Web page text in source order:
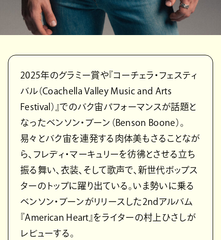
2025年のグラミー賞や『コーチェラ・フェスティ
バル（Coachella Valley Music and Arts
Festival）』でのバク宙パフォーマンスが話題と
なったベンソン・ブーン（Benson Boone）。
易々とバク宙を連発する肉体美もさることなが
ら、フレディ・マーキュリーを彷彿とさせる立ち
振る舞い、衣装、そして歌声で、新世代ポップス
ターのトップに躍り出ている。いま勢いに乗る
ベンソン・ブーンがリリースした2ndアルバム
『American Heart』をライターの村上ひさしが
レビューする。